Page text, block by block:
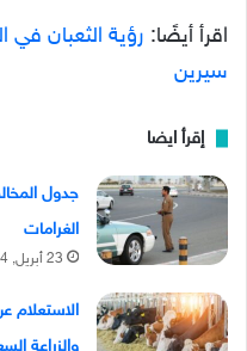
اقرأ أيضًا: رؤية الثعبان في
سيرين
إقرأ ايضا
الغرامات
23 أبريل, 2024
الاستعلام
والزراعة